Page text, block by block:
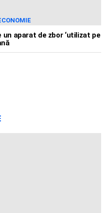
aparat de zbor ‘utilizat pe